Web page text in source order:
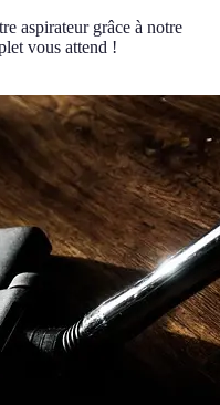
aspirateur grâce à notre
vous attend !